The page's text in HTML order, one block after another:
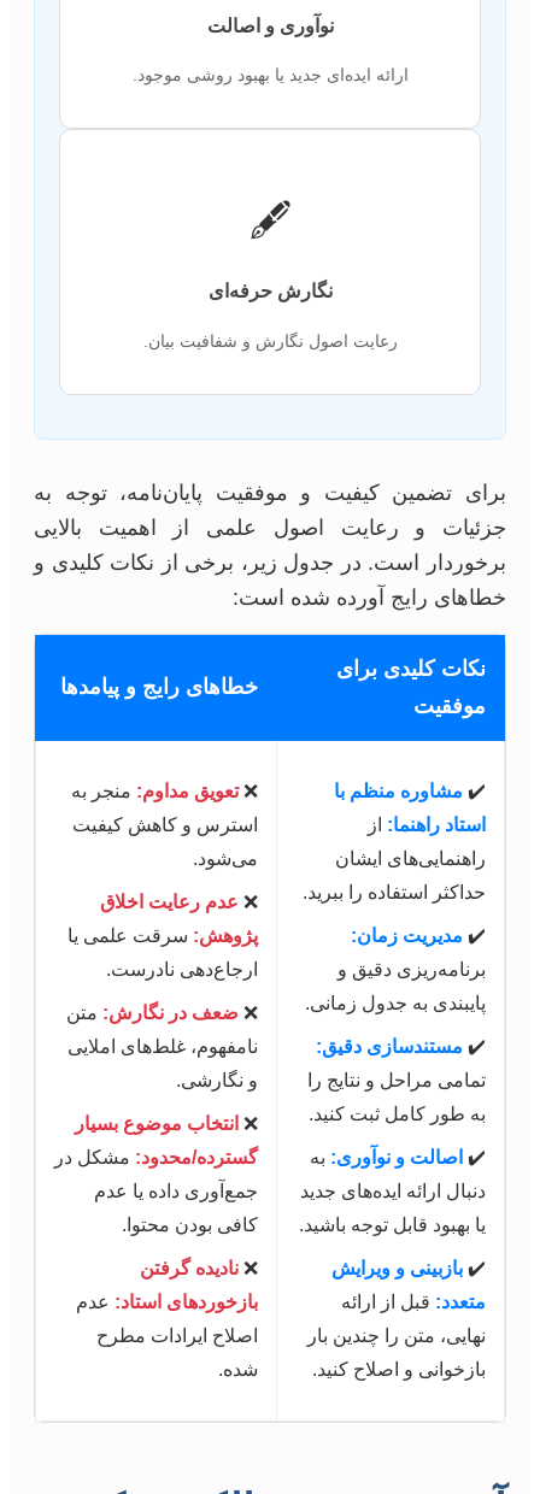
نوآوری و اصالت
ارائه ایده‌ای جدید یا بهبود روشی موجود.
🖋️
نگارش حرفه‌ای
رعایت اصول نگارش و شفافیت بیان.
برای تضمین کیفیت و موفقیت پایان‌نامه، توجه به
جزئیات و رعایت اصول علمی از اهمیت بالایی
برخوردار است. در جدول زیر، برخی از نکات کلیدی و
خطاهای رایج آورده شده است:
نکات کلیدی برای
موفقیت
خطاهای رایج و پیامدها
✔️ مشاوره منظم با
استاد راهنما: از
راهنمایی‌های ایشان
حداکثر استفاده را ببرید.
✔️ مدیریت زمان:
برنامه‌ریزی دقیق و
پایبندی به جدول زمانی.
✔️ مستندسازی دقیق:
تمامی مراحل و نتایج را
به طور کامل ثبت کنید.
✔️ اصالت و نوآوری: به
دنبال ارائه ایده‌های جدید
یا بهبود قابل توجه باشید.
✔️ بازبینی و ویرایش
متعدد: قبل از ارائه
نهایی، متن را چندین بار
بازخوانی و اصلاح کنید.
❌تعویق مداوم: منجر به
استرس و کاهش کیفیت
می‌شود.
❌ عدم رعایت اخلاق
پژوهش: سرقت علمی یا
ارجاع‌دهی نادرست.
❌ ضعف در نگارش: متن
نامفهوم، غلط‌های املایی
و نگارشی.
❌ انتخاب موضوع بسیار
گسترده/محدود: مشکل در
جمع‌آوری داده یا عدم
کافی بودن محتوا.
❌ نادیده گرفتن
بازخوردهای استاد: عدم
اصلاح ایرادات مطرح
شده.